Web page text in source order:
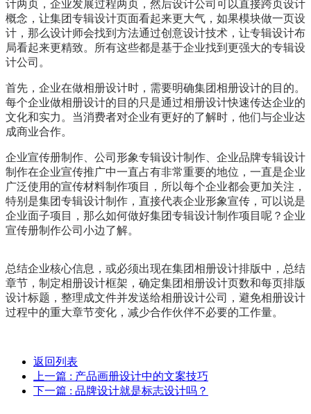
计两页，企业发展过程两页，然后设计公司可以直接跨页设计
概念，让集团专辑设计页面看起来更大气，如果模块做一页设
计，那么设计师会找到方法通过创意设计技术，让专辑设计布
局看起来更精致。所有这些都是基于企业找到更强大的专辑设
计公司。
首先，企业在做相册设计时，需要明确集团相册设计的目的。
每个企业做相册设计的目的只是通过相册设计快速传达企业的
文化和实力。当消费者对企业有更好的了解时，他们与企业达
成商业合作。
企业宣传册制作、公司形象专辑设计制作、企业品牌专辑设计
制作在企业宣传推广中一直占有非常重要的地位，一直是企业
广泛使用的宣传材料制作项目，所以每个企业都会更加关注，
特别是集团专辑设计制作，直接代表企业形象宣传，可以说是
企业面子项目，那么如何做好集团专辑设计制作项目呢？企业
宣传册制作公司小边了解。
总结企业核心信息，或必须出现在集团相册设计排版中，总结
章节，制定相册设计框架，确定集团相册设计页数和每页排版
设计标题，整理成文件并发送给相册设计公司，避免相册设计
过程中的重大章节变化，减少合作伙伴不必要的工作量。
返回列表
上一篇 : 产品画册设计中的文案技巧
下一篇 : 品牌设计就是标志设计吗？